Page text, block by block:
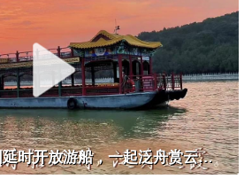
北京多家市属公园延时开放游船，一起泛舟赏云霞！